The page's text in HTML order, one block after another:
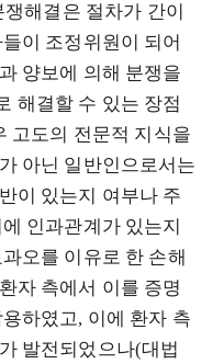
해결은 절차가 간이
이 조정위원이 되어
양보에 의해 분쟁을
해결할 수 있는 장점
고도의 전문적 지식을
아닌 일반인으로서는
이 있는지 여부나 주
인과관계가 있는지
오를 이유로 한 손해
자 측에서 이를 증명
하였고, 이에 환자 측
발전되었으나(대법